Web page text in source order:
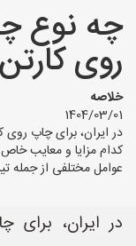
چه نوع
روی
خلاصه
1404/03/01
در ایران، برای چاپ
کدام مزایا و معایب
عوامل مختلفی از جمله
در ایران،